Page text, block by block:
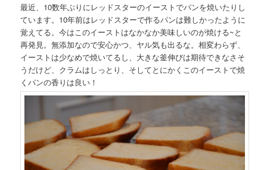
最近、10数年ぶりにレッドスターのイーストでパンを焼いたりし
ています。10年前はレッドスターで作るパンは難しかったように
覚えてる。今はこのイーストはなかなか美味しいのが焼ける~と
再発見。無添加なので安心かつ、ヤル気も出るな。相変わらず、
イーストは少なめで焼いてるし、大きな釜伸びは期待できなさそ
うだけど、クラムはしっとり、そしてとにかくこのイーストで焼
くパンの香りは良い！